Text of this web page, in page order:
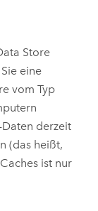
Store
eine
vom Typ
derzeit
(das heißt,
ist nur